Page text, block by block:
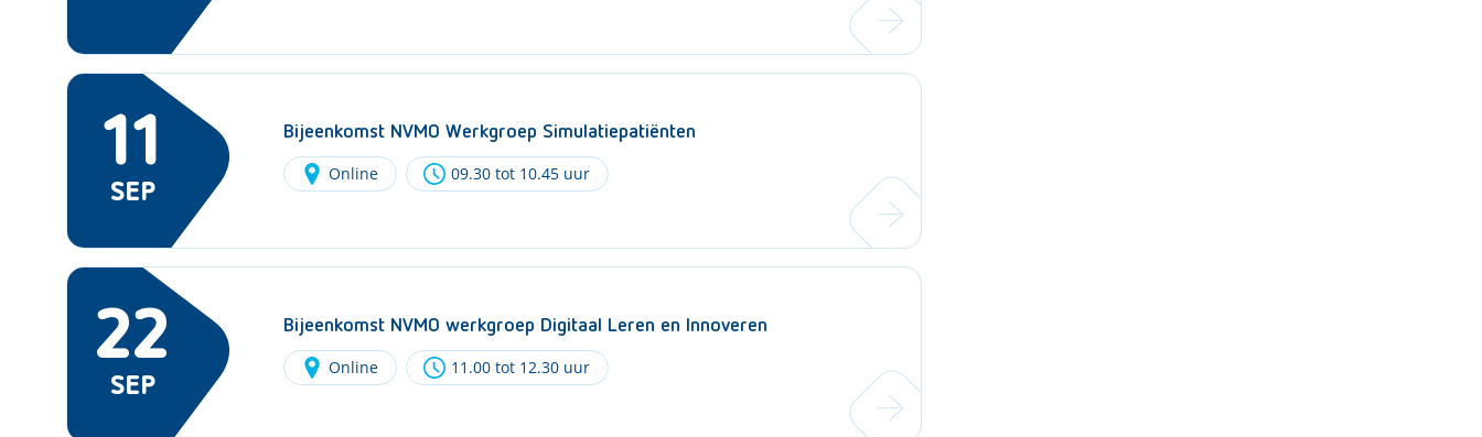
11
SEP
Bijeenkomst NVMO Werkgroep Simulatiepatiënten
Online 09.30 tot 10.45 uur
22
SEP
Bijeenkomst NVMO werkgroep Digitaal Leren en Innoveren
Online 11.00 tot 12.30 uur